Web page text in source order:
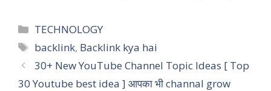
Categories
TECHNOLOGY
Tags
backlink, Backlink kya hai
30+ New YouTube Channel Topic Ideas [ Top
30 Youtube best idea ] आपका भी channal grow